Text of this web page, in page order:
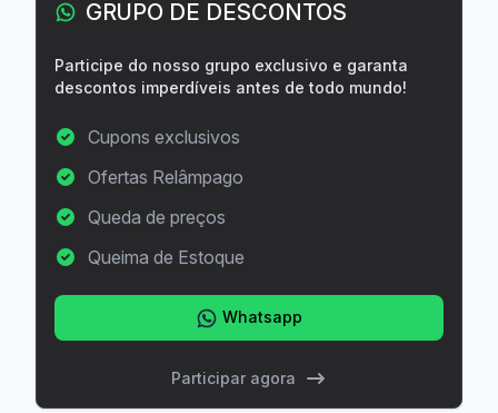
GRUPO DE DESCONTOS
Participe do nosso grupo exclusivo e garanta
descontos imperdíveis antes de todo mundo!
Cupons exclusivos
Ofertas Relâmpago
Queda de preços
Queima de Estoque
Whatsapp
Participar agora